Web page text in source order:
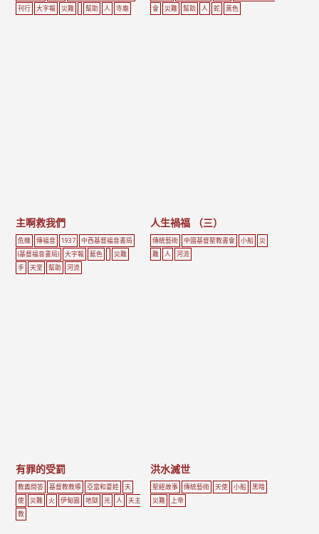
刊行
大字報 災難 幫助 人 寺廟
會
災難 幫助 人 蛇 黃色
主啊救我們
危機 傳福音 1937
中西基督福音書局
(基督福音書局)
大字報 藍色
災難
手
天堂 幫助 河流
人生禍福 （三）
傳統藝術 中國基督聖教書會 小船
災
難
人 河流
有罪的受罰
教義問答 基督教教導 亞當和夏娃
天
使
災難 火 伊甸園 地獄 光 人
天主
教
洪水滅世
聖經故事 傳統藝術 天使 小船
黑暗
災難
上帝